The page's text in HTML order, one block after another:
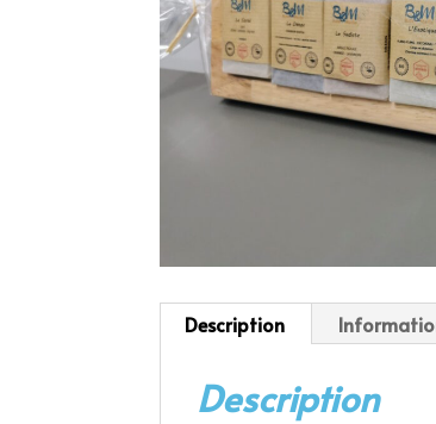
Description
Description